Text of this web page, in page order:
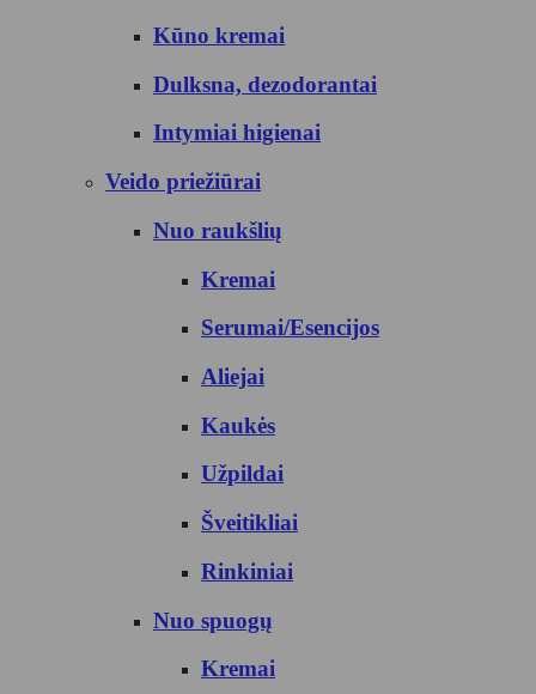
Kūno kremai
Dulksna, dezodorantai
Intymiai higienai
Veido priežiūrai
Nuo raukšlių
Kremai
Serumai/Esencijos
Aliejai
Kaukės
Užpildai
Šveitikliai
Rinkiniai
Nuo spuogų
Kremai